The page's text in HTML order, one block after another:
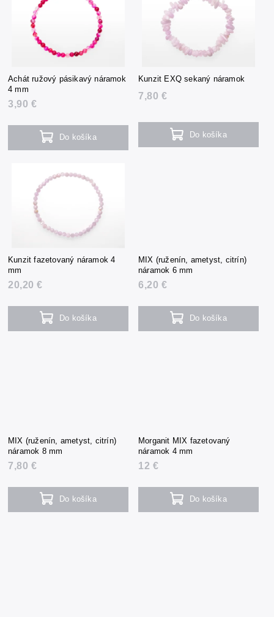
Achát ružový pásikavý náramok
4 mm
3,90 €
Do košíka
Kunzit EXQ sekaný náramok
7,80 €
Do košíka
Kunzit fazetovaný náramok 4
mm
20,20 €
Do košíka
MIX (ruženín, ametyst, citrín)
náramok 6 mm
6,20 €
Do košíka
MIX (ruženín, ametyst, citrín)
náramok 8 mm
7,80 €
Do košíka
Morganit MIX fazetovaný
náramok 4 mm
12 €
Do košíka